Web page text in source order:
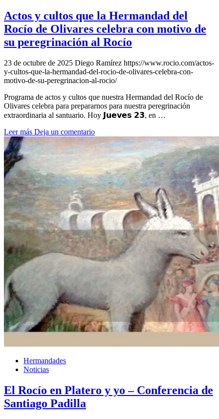
Actos y cultos que la Hermandad del
Rocío de Olivares celebra con motivo de
su peregrinación al Rocío
23 de octubre de 2025 Diego Ramírez https://www.rocio.com/actos-
y-cultos-que-la-hermandad-del-rocio-de-olivares-celebra-con-
motivo-de-su-peregrinacion-al-rocio/
Programa de actos y cultos que nuestra Hermandad del Rocío de
Olivares celebra para prepararnos para nuestra peregrinación
extraordinaria al santuario. Hoy 𝗝𝘂𝗲𝘃𝗲𝘀 𝟮𝟯, en …
Leer más Deja un comentario
Hermandades
Noticias
El Rocío en Platero y yo – Conferencia de
Santiago Padilla